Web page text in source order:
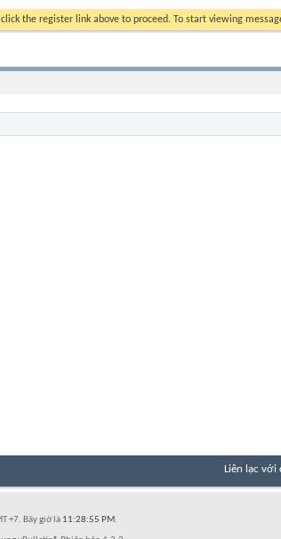
the register link above to proceed. To start viewing
Liên lạc với
+7. Bây giờ là 11:28:55 PM.